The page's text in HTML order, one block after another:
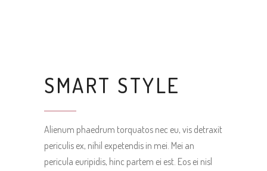
SMART STYLE
Alienum phaedrum torquatos nec eu, vis detraxit
periculis ex, nihil expetendis in mei. Mei an
pericula euripidis, hinc partem ei est. Eos ei nisl